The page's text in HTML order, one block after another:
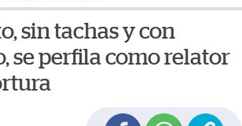
sin tachas y con
se perfila como relator